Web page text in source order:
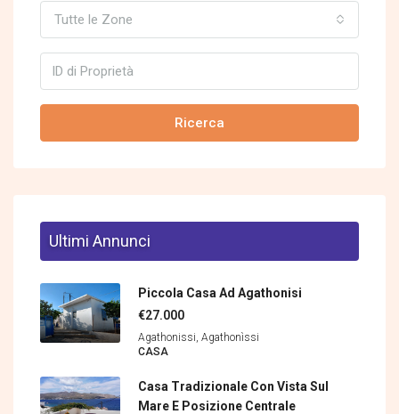
Tutte le Zone
Ricerca
Ultimi Annunci
Piccola Casa Ad Agathonisi
€27.000
Agathonissi, Agathonìssi
CASA
Casa Tradizionale Con Vista Sul
Mare E Posizione Centrale